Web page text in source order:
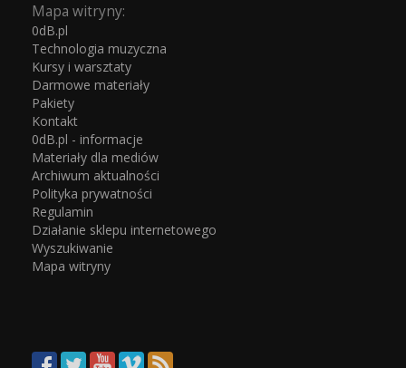
Mapa witryny:
0dB.pl
Technologia muzyczna
Kursy i warsztaty
Darmowe materiały
Pakiety
Kontakt
0dB.pl - informacje
Materiały dla mediów
Archiwum aktualności
Polityka prywatności
Regulamin
Działanie sklepu internetowego
Wyszukiwanie
Mapa witryny